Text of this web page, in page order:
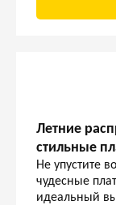
Летние
стильные
Не упустите
чудесные
идеальный